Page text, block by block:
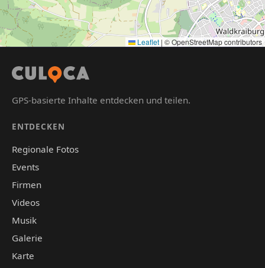
Leaflet | © OpenStreetMap contributors
GPS-basierte Inhalte entdecken und teilen.
ENTDECKEN
Regionale Fotos
Events
Firmen
Videos
Musik
Galerie
Karte